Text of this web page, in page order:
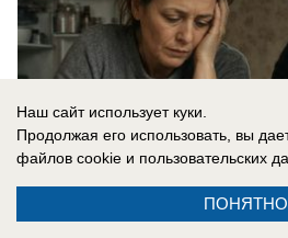
Наш сайт использует куки.
Продолжая его использовать, вы
файлов cookie и пользовательских
ПОНЯТНО